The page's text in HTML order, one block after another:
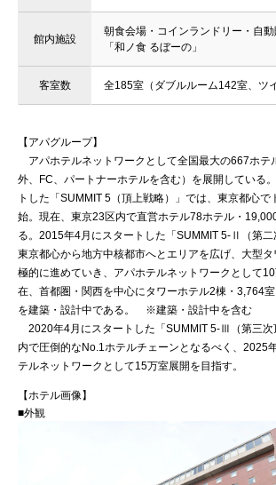
館内施設
朝食会場・コインランドリー・自
「和ノ食 るぼーの」
客室数 全185室（ダブルルーム142室、ツ
【アパグループ】
アパホテルネットワークとして全国最大の667ホ
外、FC、パートナーホテルを含む）を展開している
トした「SUMMIT 5（頂上戦略）」では、東京都心で
始。現在、東京23区内で直営ホテル78ホテル・
る。2015年4月にスタートした「SUMMIT 5-Ⅱ（第二
東京都心から地方中核都市へとエリアを広げ、大型
極的に進めていき、アパホテルネットワークとして
在、首都圏・関西を中心にタワーホテル2棟・3,764
を建築・設計中である。 ※建築・設計中を含む
2020年4月にスタートした「SUMMIT 5-Ⅲ（第三次
内で圧倒的なNo.1ホテルチェーンとなるべく、2025
テルネットワークとして15万室展開を目指す。
【ホテル画像】
■外観